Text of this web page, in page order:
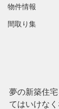
物件情報
間取り集
夢の新築住
てはいけな